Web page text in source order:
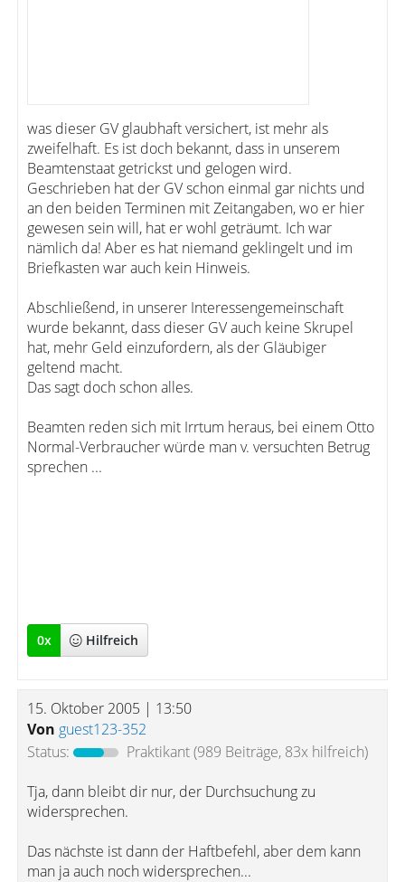
was dieser GV glaubhaft versichert, ist mehr als
zweifelhaft. Es ist doch bekannt, dass in unserem
Beamtenstaat getrickst und gelogen wird.
Geschrieben hat der GV schon einmal gar nichts und
an den beiden Terminen mit Zeitangaben, wo er hier
gewesen sein will, hat er wohl geträumt. Ich war
nämlich da! Aber es hat niemand geklingelt und im
Briefkasten war auch kein Hinweis.
Abschließend, in unserer Interessengemeinschaft
wurde bekannt, dass dieser GV auch keine Skrupel
hat, mehr Geld einzufordern, als der Gläubiger
geltend macht.
Das sagt doch schon alles.
Beamten reden sich mit Irrtum heraus, bei einem Otto
Normal-Verbraucher würde man v. versuchten Betrug
sprechen ...
0x Hilfreich
15. Oktober 2005 | 13:50
Von guest123-352
Status:
Praktikant(989 Beiträge, 83x hilfreich)
Tja, dann bleibt dir nur, der Durchsuchung zu
widersprechen.
Das nächste ist dann der Haftbefehl, aber dem kann
man ja auch noch widersprechen...